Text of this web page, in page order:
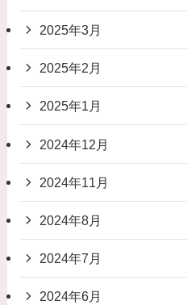
2025年3月
2025年2月
2025年1月
2024年12月
2024年11月
2024年8月
2024年7月
2024年6月